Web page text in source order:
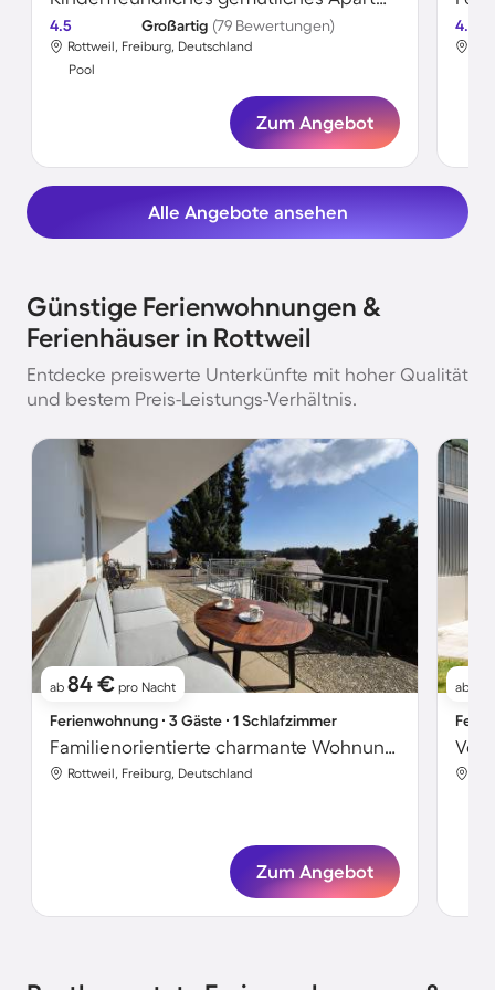
4.5 Großartig (79 Bewertungen)
Rottweil, Freiburg, Deutschland
Pool
Zum Angebot
4.5
Alle Angebote ansehen
Günstige Ferienwohnungen &
Ferienhäuser in Rottweil
Entdecke preiswerte Unterkünfte mit hoher Qualität
und bestem Preis-Leistungs-Verhältnis.
ab 84 € pro Nacht
Ferienwohnung ∙ 3 Gäste ∙ 1 Schlafzimmer
Familienorientierte charmante Wohnung mit Terrasse | Bergblick
Rottweil, Freiburg, Deutschland
Zum Angebot
ab